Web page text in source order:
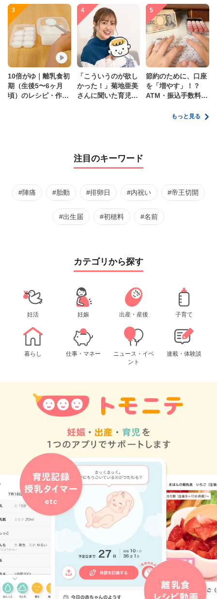
3
10倍がゆ｜離乳食初
期（生後5〜6ヶ月
頃）のレシピ・作り
4
「こういうのが欲し
かった！」菊地亜美
さんに聞いた育児
5
節約のために、口座
を「増やす」！？
ATM・振込手数料の
家計管理術もっと見る
注目のキーワード
#陣痛 #胎動 #排卵日 #内祝い #帝王切開
#出生届 #初穂料 #名前
カテゴリから探す
妊活 妊娠 出産・産後 子育て
暮らし 仕事・マネー
ニュース・イベ
ント
連載・体験談